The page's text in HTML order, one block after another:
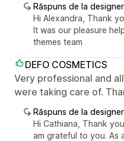
Răspuns de la designer
Hi Alexandra, Thank
It was our pleasure
themes team
DEFO COSMETICS
Very professional and
were taking care of.
Răspuns de la designer
Hi Cathiana, Thank
am grateful to you. As